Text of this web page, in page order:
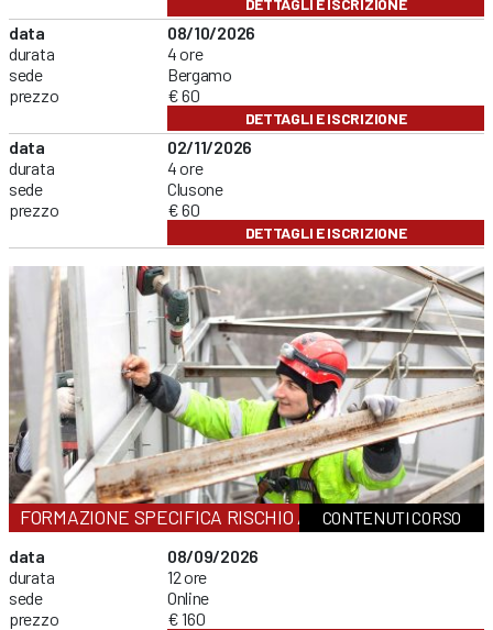
data
durata
sede
prezzo
08/10/2026
4 ore
Bergamo
€ 60
DETTAGLI E ISCRIZIONE
data
durata
sede
prezzo
02/11/2026
4 ore
Clusone
€ 60
DETTAGLI E ISCRIZIONE
FORMAZIONE SPECIFICA RISCHIO ALTOCONTENUTI CORSO
data
durata
sede
prezzo
08/09/2026
12 ore
Online
€ 160